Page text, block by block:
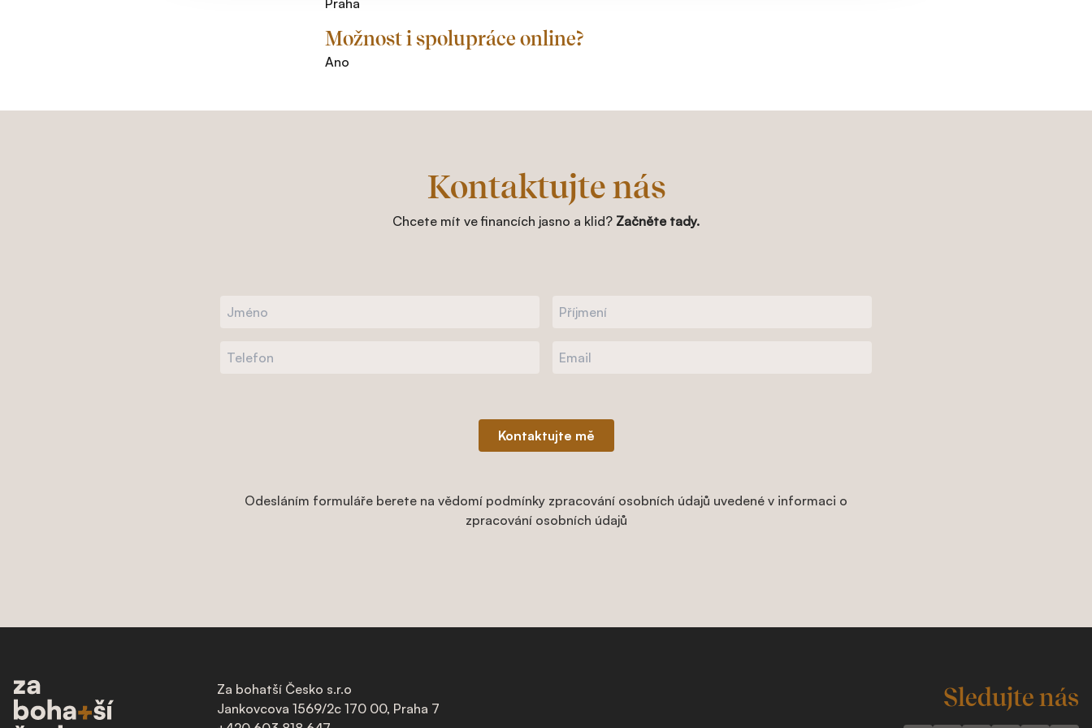
Praha
Možnost i spolupráce online?
Ano
Kontaktujte nás
Chcete mít ve financích jasno a klid? Začněte tady.
Kontaktujte mě
Odesláním formuláře berete na vědomí podmínky zpracování osobních údajů uvedené v informaci o
zpracování osobních údajů
Za bohatší Česko s.r.o
Jankovcova 1569/2c 170 00, Praha 7
Sledujte nás